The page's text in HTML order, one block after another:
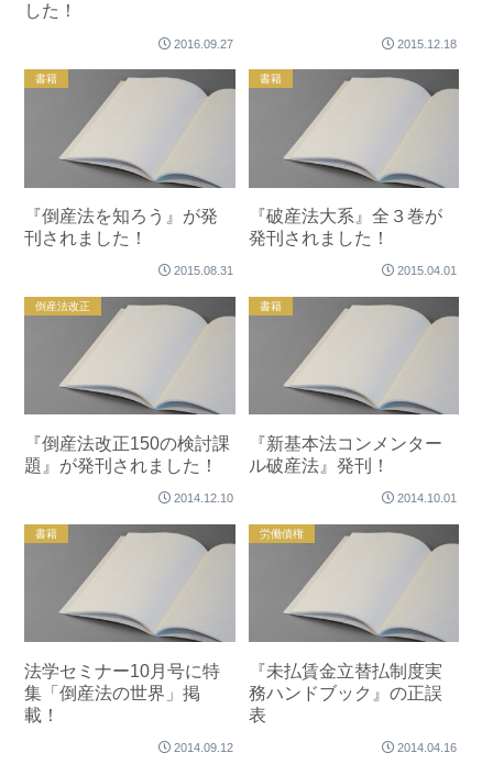
した！
2016.09.27 2015.12.18
書籍
『倒産法を知ろう』が発
刊されました！
2015.08.31
書籍
『破産法大系』全３巻が
発刊されました！
2015.04.01
倒産法改正
『倒産法改正150の検討課
題』が発刊されました！
2014.12.10
書籍
『新基本法コンメンター
ル破産法』発刊！
2014.10.01
書籍
法学セミナー10月号に特
集「倒産法の世界」掲
載！
2014.09.12
労働債権
『未払賃金立替払制度実
務ハンドブック』の正誤
表
2014.04.16